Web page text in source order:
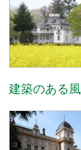
建築のある